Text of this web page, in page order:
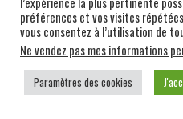
INTERVIEW
JAROONSAK
COUP DE
préférences et vos visites
vous consentez à l’utilisation de
Ne vendez pas mes informations
Paramètres des cookies